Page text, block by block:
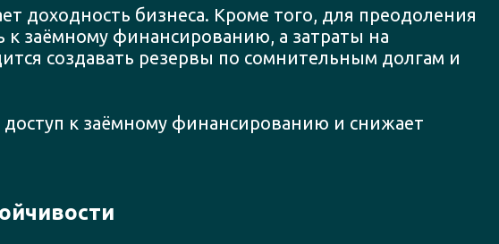
доходность бизнеса. Кроме того, для преодоления
заёмному финансированию, а затраты на
создавать резервы по сомнительным долгам и
к заёмному финансированию и снижает